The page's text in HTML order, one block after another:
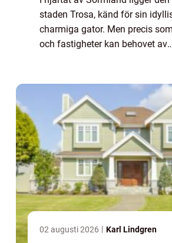
staden Trosa, känd för sin
charmiga gator. Men precis
och fastigheter kan behovet av
02 augusti 2026 Karl Lindgren